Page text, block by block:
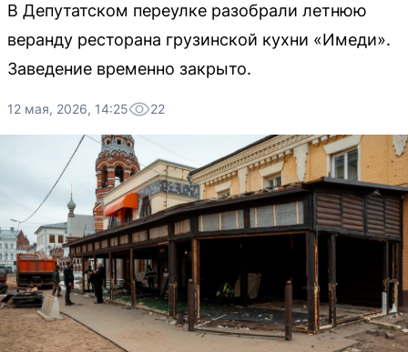
В Депутатском переулке разобрали летнюю
веранду ресторана грузинской кухни «Имеди».
Заведение временно закрыто.
12 мая, 2026, 14:25 22